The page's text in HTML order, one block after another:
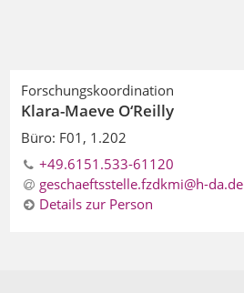
Forschungskoordination
Klara-Maeve O‘Reilly
Büro: F01, 1.202
+49.6151.533-61120
geschaeftsstelle.fzdkmi@h-da.de
Details zur Person